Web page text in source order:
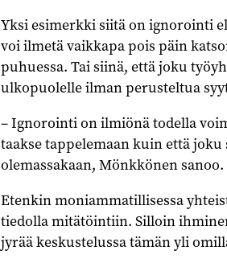
Yksi esimerkki siitä on ignorointi
voi ilmetä vaikkapa pois päin
puhuessa. Tai siinä, että joku
ulkopuolelle ilman perusteltua
– Ignorointi on ilmiönä todella
taakse tappelemaan kuin että
olemassakaan, Mönkkönen sanoo.
Etenkin moniammatillisessa
tiedolla mitätöintiin. Silloin
jyrää keskustelussa tämän yli